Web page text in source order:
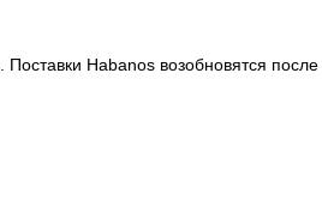
Habanos возобновятся после